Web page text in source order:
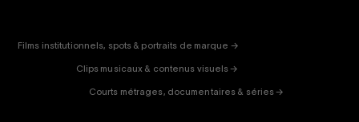
Films institutionnels, spots & portraits de marque →
Clips musicaux & contenus visuels →
FICTION
& DOC
Courts métrages, documentaires & séries →